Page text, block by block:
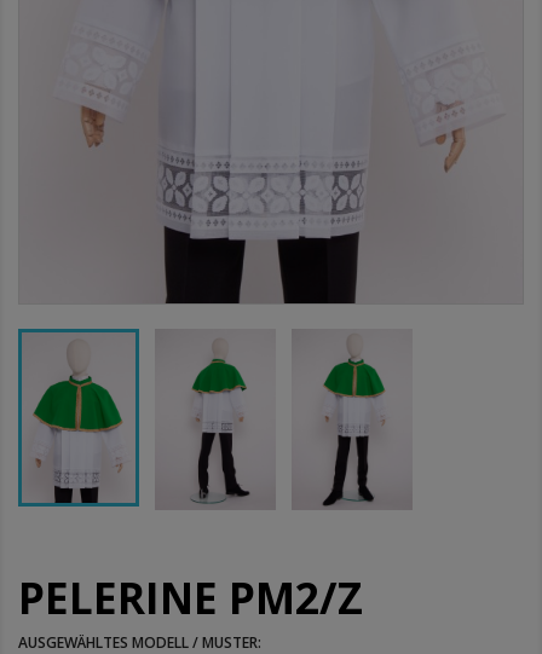
PELERINE PM2/Z
AUSGEWÄHLTES MODELL / MUSTER: